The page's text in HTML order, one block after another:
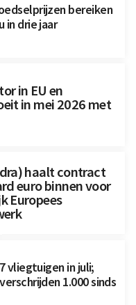
bereiken
in drie jaar
in EU en
in mei 2026 met
haalt contract
euro binnen voor
Europees
vliegtuigen in juli;
1.000 sinds